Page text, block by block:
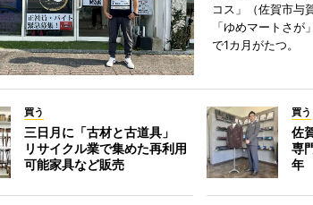
コス」（佐賀市与
「ゆめマートさが
で1カ月がたつ。
買う
三日月に「古材と古道具」
リサイクル業で集めた再利用
可能家具など販売
買う
佐
専
年